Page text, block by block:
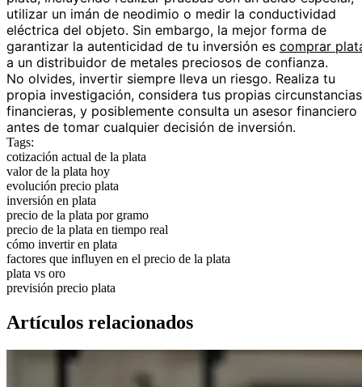
utilizar un imán de neodimio o medir la conductividad
eléctrica del objeto. Sin embargo, la mejor forma de
garantizar la autenticidad de tu inversión es comprar
a un distribuidor de metales preciosos de confianza.
No olvides, invertir siempre lleva un riesgo. Realiza tu
propia investigación, considera tus propias circunstancias
financieras, y posiblemente consulta un asesor financiero
antes de tomar cualquier decisión de inversión.
Tags:
cotización actual de la plata
valor de la plata hoy
evolución precio plata
inversión en plata
precio de la plata por gramo
precio de la plata en tiempo real
cómo invertir en plata
factores que influyen en el precio de la plata
plata vs oro
previsión precio plata
Artículos relacionados